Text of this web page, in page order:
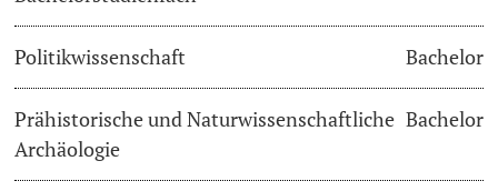
Politikwissenschaft Bachelor
Prähistorische und Naturwissenschaftliche
Archäologie
Bachelor